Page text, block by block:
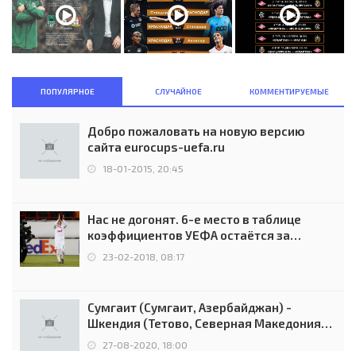
ПОПУЛЯРНОЕ СЛУЧАЙНОЕ КОММЕНТИРУЕМЫЕ
Добро пожаловать на новую версию
сайта eurocups-uefa.ru
18-01-2015, 20:45
Нас не догонят. 6-е место в таблице
коэффициентов УЕФА остаётся за
Россией
23-02-2018, 08:17
Сумгаит (Сумгаит, Азербайджан) -
Шкендия (Тетово, Северная Македония) -
0:2 (0:0)
27-08-2020, 18:00